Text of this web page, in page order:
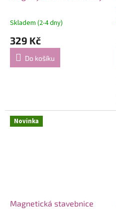
Skladem (2-4 dny)
329 Kč
Do košíku
Novinka
Magnetická stavebnice